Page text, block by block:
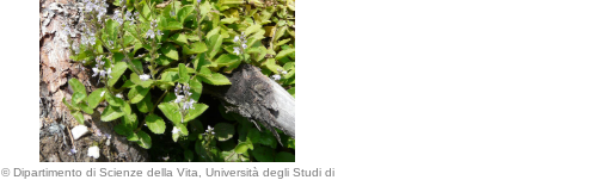
© Dipartimento di Scienze della Vita, Università degli Studi di